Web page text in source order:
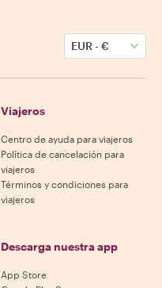
EUR-€
Viajeros
Centro de ayuda para viajeros
Política de cancelación para
viajeros
Términos y condiciones para
viajeros
Descarga nuestra app
App Store